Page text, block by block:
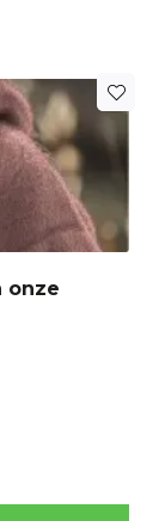
onze